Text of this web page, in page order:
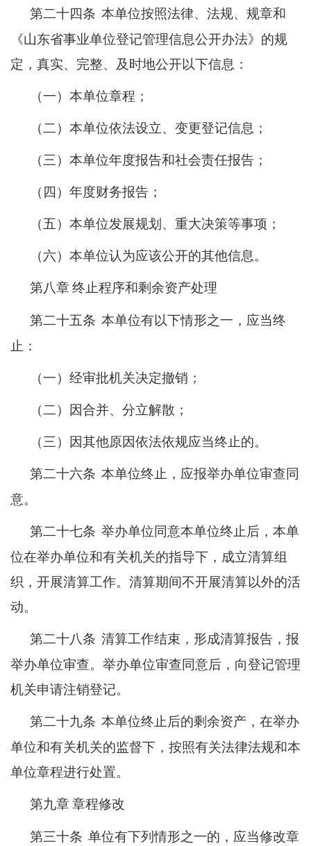
第二十四条 本单位按照法律、法规、规章和
《山东省事业单位登记管理信息公开办法》的规
定，真实、完整、及时地公开以下信息：
（一）本单位章程；
（二）本单位依法设立、变更登记信息；
（三）本单位年度报告和社会责任报告；
（四）年度财务报告；
（五）本单位发展规划、重大决策等事项；
（六）本单位认为应该公开的其他信息。
第八章终止程序和剩余资产处理
第二十五条 本单位有以下情形之一，应当终
止：
（一）经审批机关决定撤销；
（二）因合并、分立解散；
（三）因其他原因依法依规应当终止的。
第二十六条 本单位终止，应报举办单位审查同
意。
第二十七条 举办单位同意本单位终止后，本单
位在举办单位和有关机关的指导下，成立清算组
织，开展清算工作。清算期间不开展清算以外的活
动。
第二十八条 清算工作结束，形成清算报告，报
举办单位审查。举办单位审查同意后，向登记管理
机关申请注销登记。
第二十九条 本单位终止后的剩余资产，在举办
单位和有关机关的监督下，按照有关法律法规和本
单位章程进行处置。
第九章章程修改
第三十条 单位有下列情形之一的，应当修改章